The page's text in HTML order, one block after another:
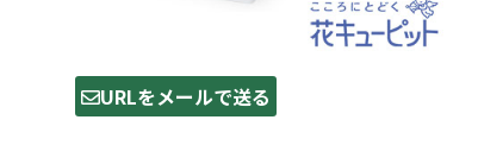
URLをメールで送る